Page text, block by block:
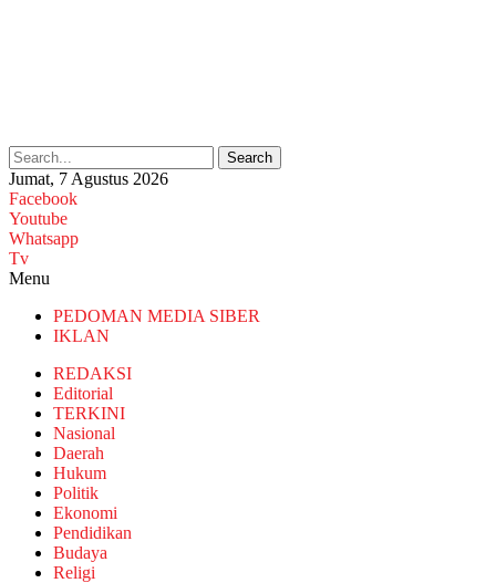
Search
Jumat, 7 Agustus 2026
Facebook
Youtube
Whatsapp
Tv
Menu
PEDOMAN MEDIA SIBER
IKLAN
REDAKSI
Editorial
TERKINI
Nasional
Daerah
Hukum
Politik
Ekonomi
Pendidikan
Budaya
Religi